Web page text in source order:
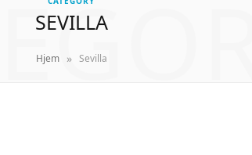
SEVILLA
Hjem » Sevilla